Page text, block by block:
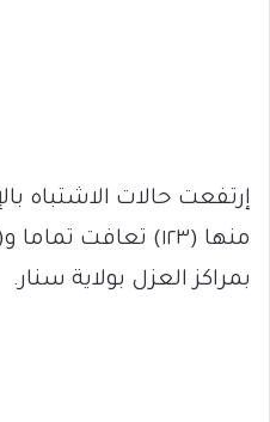
بمراكز العزل بولاية سنار.